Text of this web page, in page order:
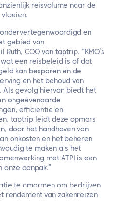
reisvolume naar de
ondervertegenwoordigd en
gebied van
COO van taptrip. “KMO’s
een reisbeleid is of dat
kan besparen en de
en het behoud van
Als gevolg hiervan biedt het
ongeëvenaarde
efficiëntie en
taptrip leidt deze opmars
door het handhaven van
onkosten en het beheren
te maken als het
met ATPI is een
onze aanpak.”
te omarmen om bedrijven
rendement van zakenreizen